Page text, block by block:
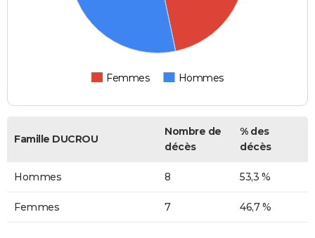
Femmes Hommes
Famille DUCROU
Nombre de
décès
% des
décès
Hommes 8 53,3 %
Femmes 7 46,7 %